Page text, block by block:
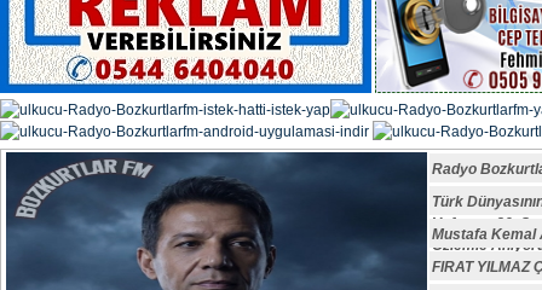
Radyo
Türk
Vefatının 29.
Özlemle
Mustafa Kemal
FIRAT YILMAZ